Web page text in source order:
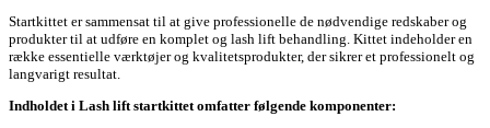
var:
kr.1.398,00.
er:
kr.1.199,00.
Startkittet er sammensat til at give professionelle de nødvendige redskaber og
produkter til at udføre en komplet og lash lift behandling. Kittet indeholder en
række essentielle værktøjer og kvalitetsprodukter, der sikrer et professionelt og
langvarigt resultat.
Indholdet i Lash lift startkittet omfatter følgende komponenter: